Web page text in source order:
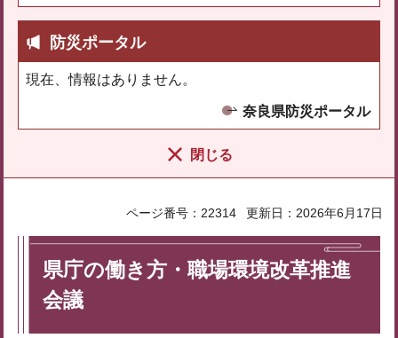
防災ポータル
現在、情報はありません。
奈良県防災ポータル
閉じる
ページ番号：22314 更新日：2026年6月17日
県庁の働き方・職場環境改革推進
会議